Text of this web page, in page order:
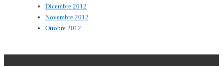
Dicembre 2012
Novembre 2012
Ottobre 2012